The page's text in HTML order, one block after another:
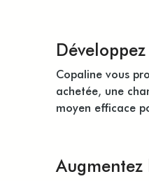
Copaline vous
achetée, une
moyen efficace
Augmentez